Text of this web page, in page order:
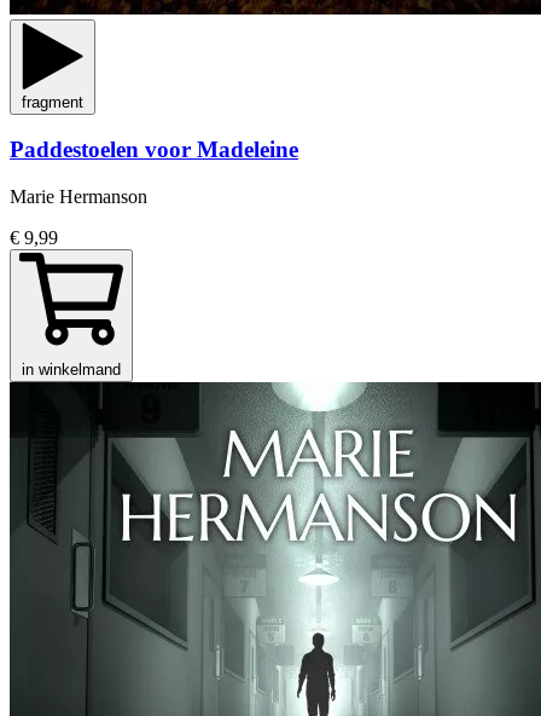
fragment
Paddestoelen voor Madeleine
Marie Hermanson
€ 9,99
in winkelmand